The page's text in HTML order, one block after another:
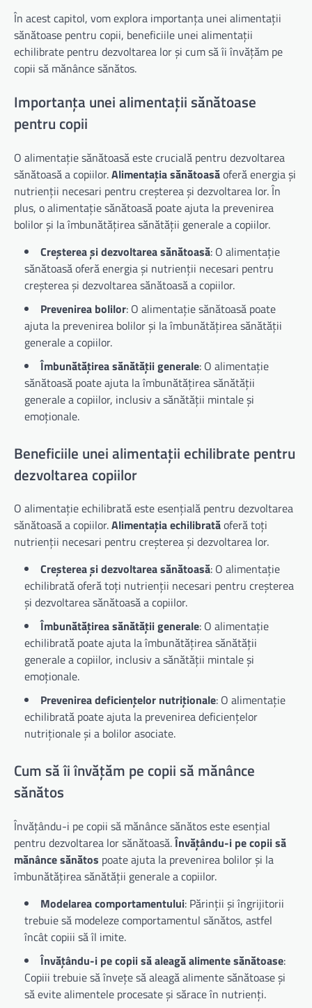
În acest capitol, vom explora importanța unei alimentații
sănătoase pentru copii, beneficiile unei alimentații
echilibrate pentru dezvoltarea lor și cum să îi învățăm pe
copii să mănânce sănătos.
Importanța unei alimentații sănătoase
pentru copii
O alimentație sănătoasă este crucială pentru dezvoltarea
sănătoasă a copiilor.Alimentația sănătoasăoferă energia și
nutrienții necesari pentru creșterea și dezvoltarea lor. În
plus, o alimentație sănătoasă poate ajuta la prevenirea
bolilor și la îmbunătățirea sănătății generale a copiilor.
Creșterea și dezvoltarea sănătoasă: O alimentație
sănătoasă oferă energia și nutrienții necesari pentru
creșterea și dezvoltarea sănătoasă a copiilor.
Prevenirea bolilor: O alimentație sănătoasă poate
ajuta la prevenirea bolilor și la îmbunătățirea sănătății
generale a copiilor.
Îmbunătățirea sănătății generale: O alimentație
sănătoasă poate ajuta la îmbunătățirea sănătății
generale a copiilor, inclusiv a sănătății mintale și
emoționale.
Beneficiile unei alimentații echilibrate pentru
dezvoltarea copiilor
O alimentație echilibrată este esențială pentru dezvoltarea
sănătoasă a copiilor.Alimentația echilibratăoferă toți
nutrienții necesari pentru creșterea și dezvoltarea lor.
Creșterea și dezvoltarea sănătoasă: O alimentație
echilibrată oferă toți nutrienții necesari pentru creșterea
și dezvoltarea sănătoasă a copiilor.
Îmbunătățirea sănătății generale: O alimentație
echilibrată poate ajuta la îmbunătățirea sănătății
generale a copiilor, inclusiv a sănătății mintale și
emoționale.
Prevenirea deficiențelor nutriționale: O alimentație
echilibrată poate ajuta la prevenirea deficiențelor
nutriționale și a bolilor asociate.
Cum să îi învățăm pe copii să mănânce
sănătos
Învățându-i pe copii să mănânce sănătos este esențial
pentru dezvoltarea lor sănătoasă.Învățându-i pe copii să
mănânce sănătos poate ajuta la prevenirea bolilor și la
îmbunătățirea sănătății generale a copiilor.
Modelarea comportamentului: Părinții și îngrijitorii
trebuie să modeleze comportamentul sănătos, astfel
încât copiii să îl imite.
Învățându-i pe copii să aleagă alimente sănătoase:
Copiii trebuie să învețe să aleagă alimente sănătoase și
să evite alimentele procesate și sărace în nutrienți.